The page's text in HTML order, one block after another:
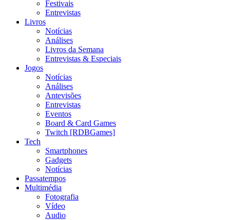
Festivais
Entrevistas
Livros
Notícias
Análises
Livros da Semana
Entrevistas & Especiais
Jogos
Notícias
Análises
Antevisões
Entrevistas
Eventos
Board & Card Games
Twitch [RDBGames]
Tech
Smartphones
Gadgets
Notícias
Passatempos
Multimédia
Fotografia
Vídeo
Audio